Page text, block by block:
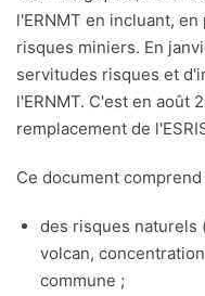
l'ERNMT en incluant,
risques miniers. En
servitudes risques et
l'ERNMT. C'est en août
remplacement de
Ce document
des risques naturels
volcan,
commune ;